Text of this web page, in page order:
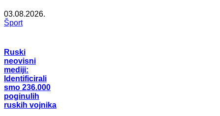
03.08.2026.
Šport
Ruski
neovisni
mediji:
Identificirali
smo 236.000
poginulih
ruskih vojnika